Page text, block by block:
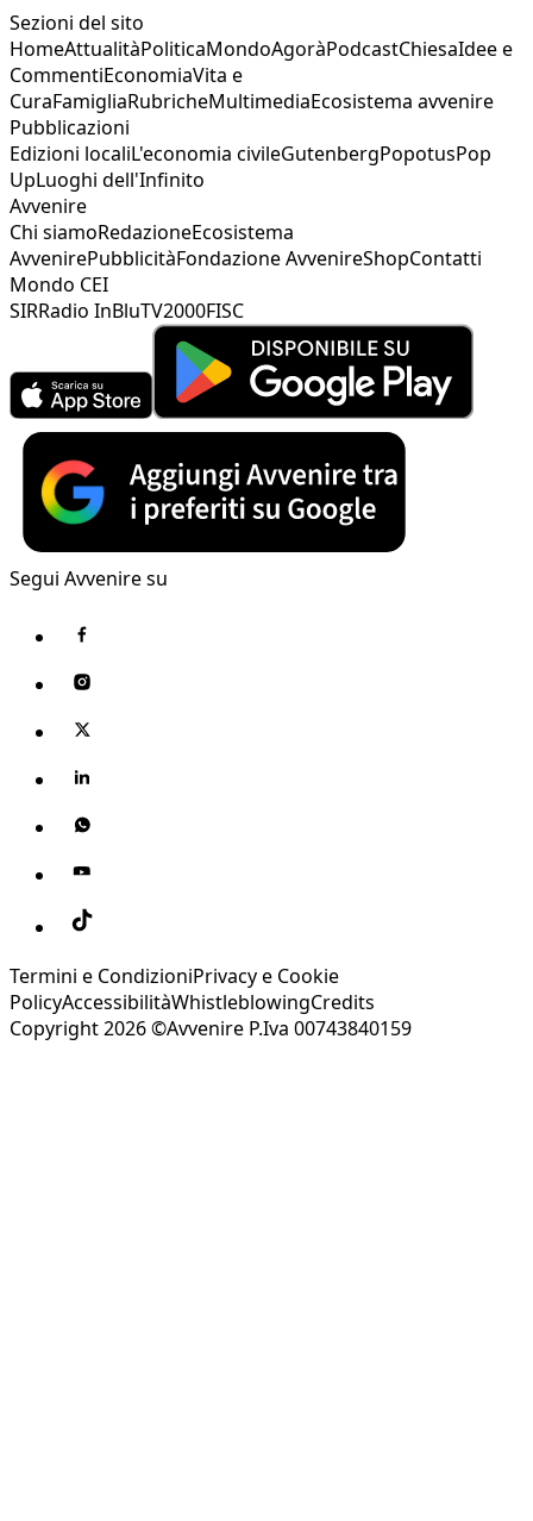
Sezioni del sito
HomeAttualitàPoliticaMondoAgoràPodcastChiesaIdee e
CommentiEconomiaVita e
CuraFamigliaRubricheMultimediaEcosistema avvenire
Pubblicazioni
Edizioni localiL'economia civileGutenbergPopotusPop
UpLuoghi dell'Infinito
Avvenire
Chi siamoRedazioneEcosistema
AvvenirePubblicitàFondazione AvvenireShopContatti
Mondo CEI
SIRRadio InBluTV2000FISC
Segui Avvenire su
Termini e CondizioniPrivacy e Cookie
PolicyAccessibilitàWhistleblowingCredits
Copyright 2026 ©Avvenire P.Iva 00743840159